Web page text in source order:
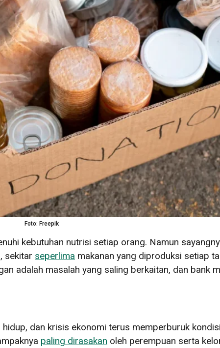
Foto: Freepik
kebutuhan nutrisi setiap orang. Namun
sekitar seperlima makanan yang diproduksi setiap
adalah masalah yang saling berkaitan, dan bank
dan krisis ekonomi terus memperburuk
paling dirasakan oleh perempuan serta